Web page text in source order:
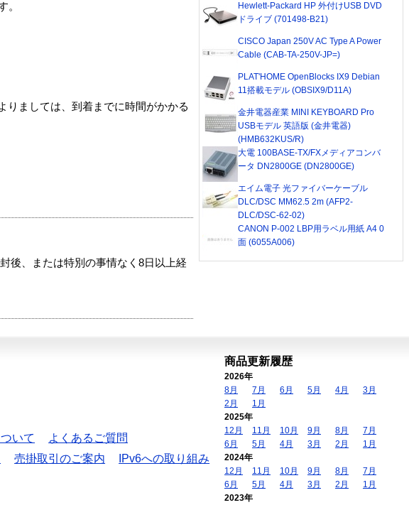
。
りましては、到着までに時間がかかる
後、または特別の事情なく8日以上経
Hewlett-Packard HP 外付けUSB DVD
ドライブ (701498-B21)
CISCO Japan 250V AC Type A Power
Cable (CAB-TA-250V-JP=)
PLAT'HOME OpenBlocks IX9 Debian
11搭載モデル (OBSIX9/D11A)
金井電器産業 MINI KEYBOARD Pro
USBモデル 英語版 (金井電器)
(HMB632KUS/R)
大電 100BASE-TX/FXメディアコンバ
ータ DN2800GE (DN2800GE)
エイム電子 光ファイバーケーブル
DLC/DSC MM62.5 2m (AFP2-
DLC/DSC-62-02)
CANON P-002 LBP用ラベル用紙 A4 0
面 (6055A006)
いて
よくあるご質問
売掛取引のご案内
IPv6への取り組み
商品更新履歴
2026年
8月
7月 6月 5月 4月
3月
2月
1月
2025年
12月
11月 10月 9月 8月
7月
6月
5月 4月 3月 2月
1月
2024年
12月
11月 10月 9月 8月
7月
6月
5月 4月 3月 2月
1月
2023年